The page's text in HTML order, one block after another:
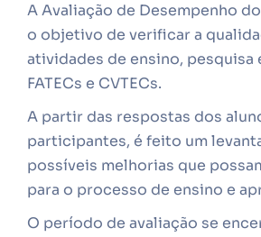
A Avaliação de Desempenho
o objetivo de verificar a
atividades de ensino, pesquisa
FATECs e CVTECs.
A partir das respostas dos
participantes, é feito um
possíveis melhorias que
para o processo de ensino e
O período de avaliação se